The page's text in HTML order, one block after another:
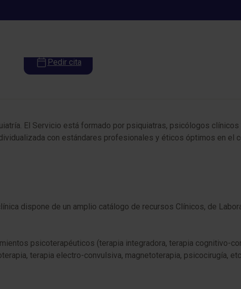
y Psicología Clínica
Pedir cita
El Servicio está formado por psiquiatras, psicólogos
con estándares profesionales y éticos óptimos en el
dispone de un amplio catálogo de recursos Clínicos, de
psicoterapéuticos (terapia integradora, terapia cognitivo-
terapia electro-convulsiva, magnetoterapia, psicocirugía,